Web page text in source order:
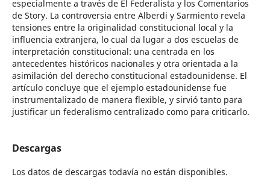
especialmente a través de El Federalista y los Comentarios
de Story. La controversia entre Alberdi y Sarmiento revela
tensiones entre la originalidad constitucional local y la
influencia extranjera, lo cual da lugar a dos escuelas de
interpretación constitucional: una centrada en los
antecedentes históricos nacionales y otra orientada a la
asimilación del derecho constitucional estadounidense. El
artículo concluye que el ejemplo estadounidense fue
instrumentalizado de manera flexible, y sirvió tanto para
justificar un federalismo centralizado como para criticarlo.
Descargas
Los datos de descargas todavía no están disponibles.